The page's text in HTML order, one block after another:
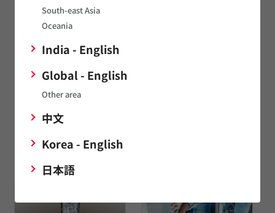
South-east Asia
Oceania
India - English
Global - English
Other area
中文
Korea - English
日本語